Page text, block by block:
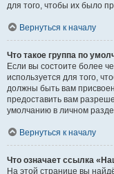
для того, чтобы их было
Вернуться к началу
Что такое группа по
Если вы состоите более
используется для того,
должны быть вам
предоставить вам
умолчанию в личном
Вернуться к началу
Что означает ссылка
На этой странице вы